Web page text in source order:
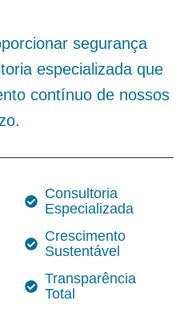
segurança
especializada que
contínuo de nossos
Consultoria
Especializada
Crescimento
Sustentável
Transparência
Total